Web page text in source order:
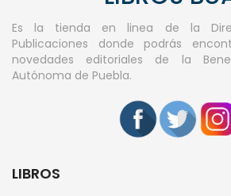
Es la tienda en linea de la
Publicaciones donde podrás
novedades editoriales de la
Autónoma de Puebla.
LIBROS